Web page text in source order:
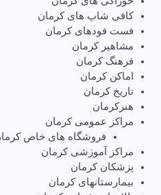
کافی شاپ های کرمان
فست فودهای کرمان
مشاهیر کرمان
فرهنگ کرمان
اماکن کرمان
تاریخ کرمان
هنرکرمان
مراکز عمومی کرمان
فروشگاه های خاص
مراکز آموزشی کرمان
پزشکان کرمان
بیمارستانهای کرمان